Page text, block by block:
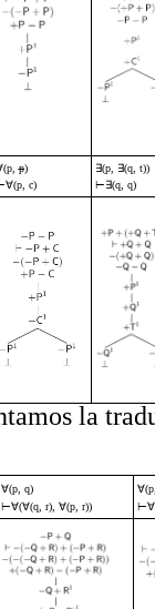
(p,p)
(p, c)
∃(p, ∃(q, t))
⊢∃(q, q)
la
∀(p, q)
⊢∀(∀(q, r), ∀(p, r))
∀
⊢∀